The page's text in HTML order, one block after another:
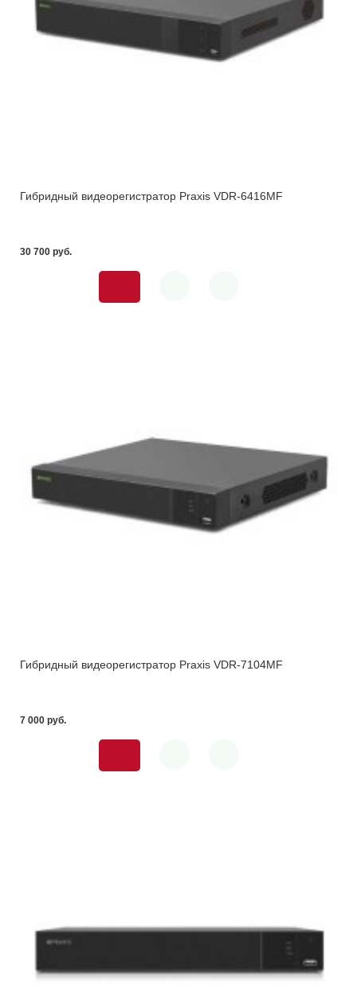
Гибридный видеорегистратор Praxis VDR-6416MF
30 700 pуб.
Гибридный видеорегистратор Praxis VDR-7104MF
7 000 pуб.